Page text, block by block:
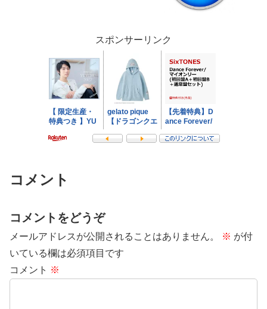
スポンサーリンク
コメント
コメントをどうぞ
メールアドレスが公開されることはありません。 ※ が付
いている欄は必須項目です
コメント ※